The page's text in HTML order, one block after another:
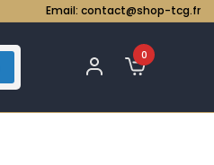
Email: contact@shop-tcg.fr
0